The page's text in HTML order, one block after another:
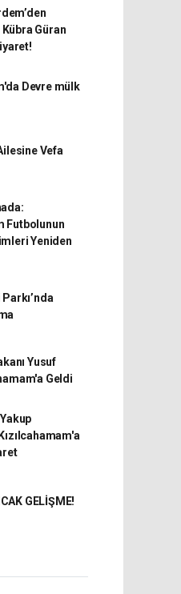
Güran
Devre mülk
Vefa
Futbolunun
Yeniden
Yusuf
Geldi
GELİŞME!